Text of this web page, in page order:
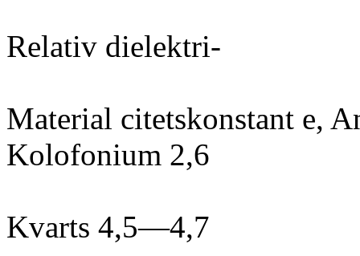
Relativ dielektri-
Material citetskonstant e,
Kolofonium 2,6
Kvarts 4,5—4,7